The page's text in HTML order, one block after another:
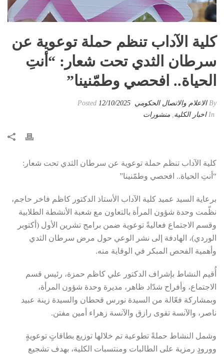
كلية الآداب تنظم حملة توعوية عن
سرطان الثدي تحت شعار: “أنتِ
الحياة.. افحصي وطمّنينا”
By الاعلام والاتصال الحكومي 12/10/2025
اخبار الكلية, منشورات
كلية الآداب تنظم حملة توعوية عن سرطان الثدي تحت شعار:
“أنتِ الحياة.. افحصي وطمّنينا”
برعاية السيد عميد كلية الآداب الأستاذ الدكتور كاظم فاخر حاجم،
نظّمت وحدة شؤون المرأة بالتعاون مع شعبة الأنشطة الطلابية
وقسم الاجتماع فعاليةً توعوية ضمن برامج تشرين الأول (أكتوبر
الوردي)، الهادفة إلى نشر الوعي حول مرض سرطان الثدي
وأهمية الفحص المبكر في الوقاية منه.
أُقيم النشاط بإشراف الدكتور علي كاظم حمزة، رئيس قسم
الاجتماع، و أفراح شدّاد ظاهر ، مديرة وحدة شؤون المرأة،
وبمشاركة فعّالة من السيدة نورس قحطان و السيدة زينة عبيد
ناصر ، و الآنسة تقوى رازق و الآنسة زهراء أمين مفتن.
وشمل النشاط حملةً تطوعية تم خلالها توزيع بطاقاتٍ توعويةٍ
وورودٍ رمزية على الطالبات ومنتسبات الكلية، بهدف تشجيع